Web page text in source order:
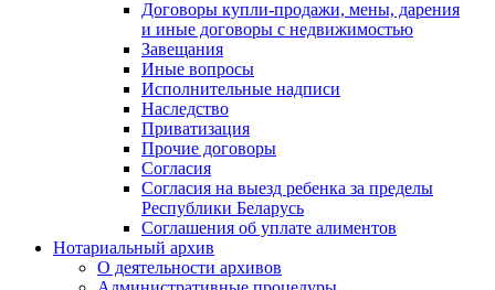
Договоры купли-продажи, мены, дарения
и иные договоры с недвижимостью
Завещания
Иные вопросы
Исполнительные надписи
Наследство
Приватизация
Прочие договоры
Согласия
Согласия на выезд ребенка за пределы
Республики Беларусь
Соглашения об уплате алиментов
Нотариальный архив
О деятельности архивов